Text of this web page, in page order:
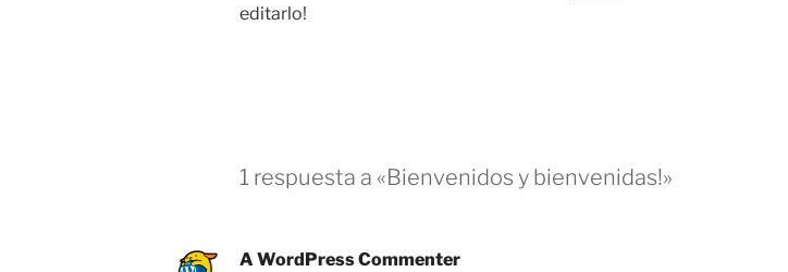
editarlo!
1 respuesta a «Bienvenidos y bienvenidas!»
A WordPress Commenter